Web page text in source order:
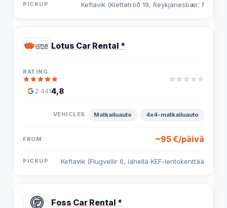
Keflavik (Klettatröð 19, Reykjanesbær; f
Lotus Car Rental *
4,8
2 441
Matkailuauto 4x4-matkailuauto
~95 €/päivä
Keflavik (Flugvellir 6, lähellä KEF-lentokenttää
Foss Car Rental *